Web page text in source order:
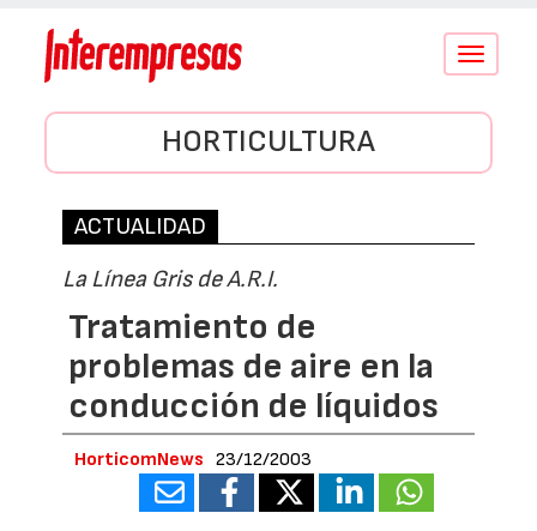
Conmutar
HORTICULTURA
ACTUALIDAD
La Línea Gris de A.R.I.
Tratamiento de
problemas de aire en la
conducción de líquidos
HorticomNews 23/12/2003